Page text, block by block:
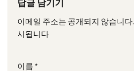
답글 남기기
이메일 주소는 공개되지 않습니다.
시됩니다
이름 *